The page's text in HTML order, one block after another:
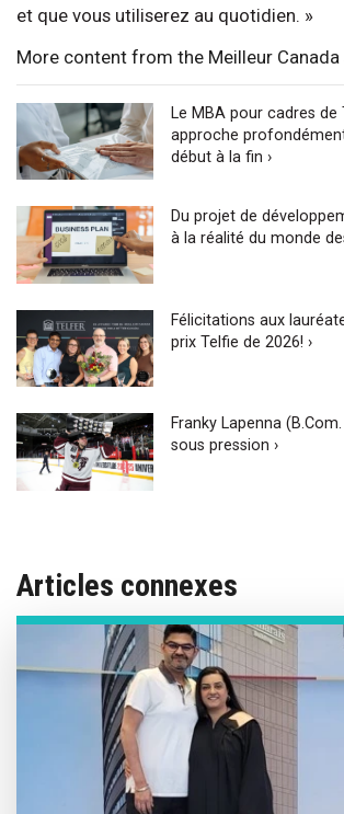
et que vous utiliserez au quotidien. »
More content from the Meilleur Canada
Le MBA pour cadres de
approche
début à la fin ›
Du projet de
à la réalité du monde
Félicitations aux
prix Telfie de 2026! ›
Franky Lapenna
sous pression ›
Articles connexes